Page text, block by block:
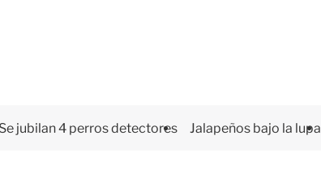
Se jubilan 4 perros detectores Jalapeños bajo la lupa